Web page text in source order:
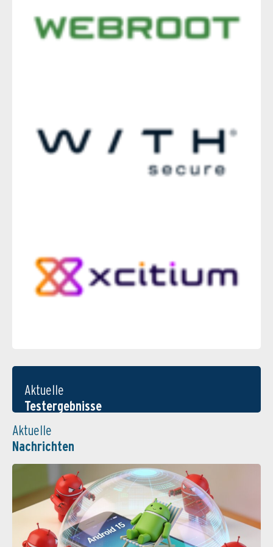
Aktuelle
Testergebnisse
Aktuelle
Nachrichten